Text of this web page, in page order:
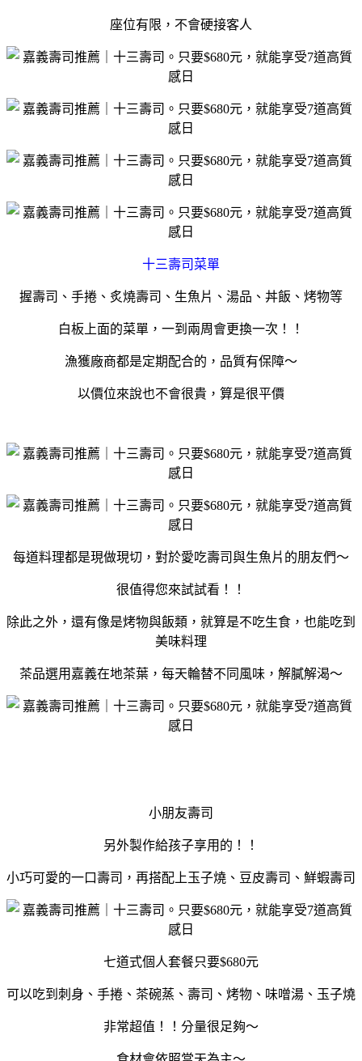
座位有限，不會硬接客人
十三壽司菜單
握壽司、手捲、炙燒壽司、生魚片、湯品、丼飯、烤物等
白板上面的菜單，一到兩周會更換一次！！
漁獲廠商都是定期配合的，品質有保障～
以價位來說也不會很貴，算是很平價
每道料理都是現做現切，對於愛吃壽司與生魚片的朋友們～
很值得您來試試看！！
除此之外，還有像是烤物與飯類，就算是不吃生食，也能吃到
美味料理
茶品選用嘉義在地茶葉，每天輪替不同風味，解膩解渴～
小朋友壽司
另外製作給孩子享用的！！
小巧可愛的一口壽司，再搭配上玉子燒、豆皮壽司、鮮蝦壽司
七道式個人套餐只要$680元
可以吃到刺身、手捲、茶碗蒸、壽司、烤物、味噌湯、玉子燒
非常超值！！分量很足夠～